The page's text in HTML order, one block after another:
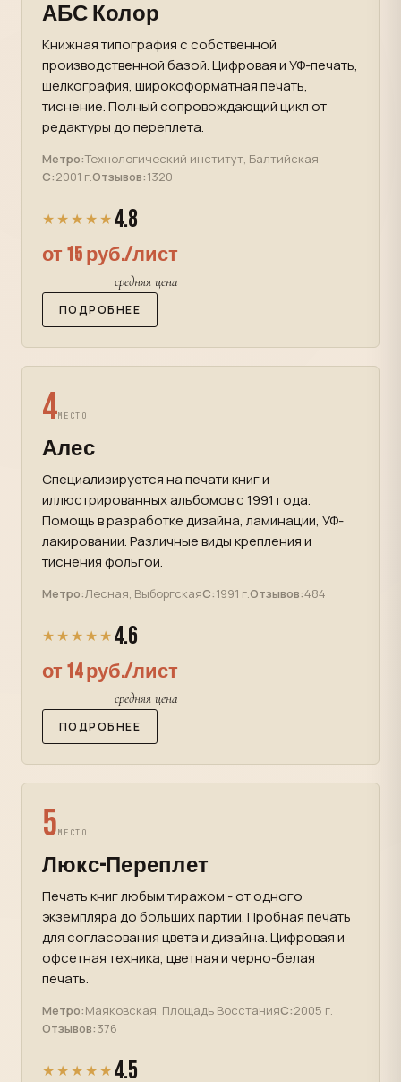
АБС Колор
Книжная типография с собственной
производственной базой. Цифровая и УФ-печать,
шелкография, широкоформатная печать,
тиснение. Полный сопровождающий цикл от
редактуры до переплета.
Метро:Технологический институт, Балтийская
С:2001 г.Отзывов:1320
★★★★★ 4.8
от 15 руб./лист
средняя цена
ПОДРОБНЕЕ
4МЕСТО
Алес
Специализируется на печати книг и
иллюстрированных альбомов с 1991 года.
Помощь в разработке дизайна, ламинации, УФ-
лакировании. Различные виды крепления и
тиснения фольгой.
Метро:Лесная, ВыборгскаяС:1991 г.Отзывов:484
★★★★★ 4.6
от 14 руб./лист
средняя цена
ПОДРОБНЕЕ
5МЕСТО
Люкс-Переплет
Печать книг любым тиражом - от одного
экземпляра до больших партий. Пробная печать
для согласования цвета и дизайна. Цифровая и
офсетная техника, цветная и черно-белая
печать.
Метро:Маяковская, Площадь ВосстанияС:2005 г.
Отзывов:376
★★★★★ 4.5